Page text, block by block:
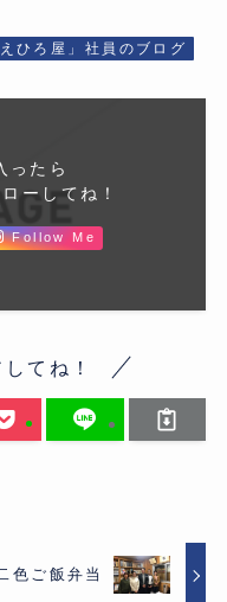
ひろ屋」社員のブログ
ったら
ーしてね！
Follow Me
てね！
色ご飯弁当